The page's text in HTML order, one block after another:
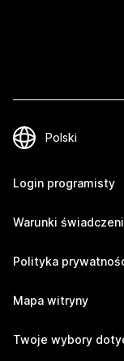
Login programisty
Warunki
Polityka
Mapa witryny
Twoje wybory